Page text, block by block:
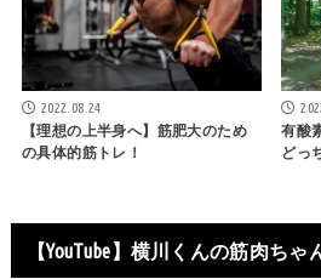
2022.08.24
【理想の上半身へ】筋肥大のため
の具体的筋トレ！
有酸
どっ
【YouTube】横川くんの筋肉ちゃ